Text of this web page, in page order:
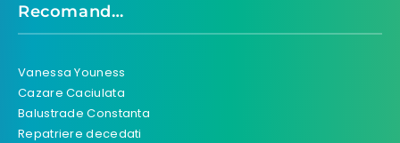
Recomand…
Vanessa Youness
Cazare Caciulata
Balustrade Constanta
Repatriere decedati